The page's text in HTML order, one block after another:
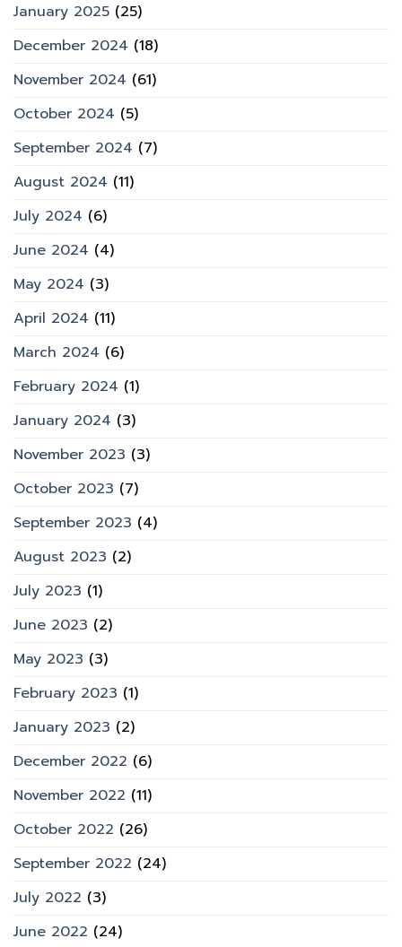
January 2025 (25)
December 2024 (18)
November 2024 (61)
October 2024 (5)
September 2024 (7)
August 2024 (11)
July 2024 (6)
June 2024 (4)
May 2024 (3)
April 2024 (11)
March 2024 (6)
February 2024 (1)
January 2024 (3)
November 2023 (3)
October 2023 (7)
September 2023 (4)
August 2023 (2)
July 2023 (1)
June 2023 (2)
May 2023 (3)
February 2023 (1)
January 2023 (2)
December 2022 (6)
November 2022 (11)
October 2022 (26)
September 2022 (24)
July 2022 (3)
June 2022 (24)